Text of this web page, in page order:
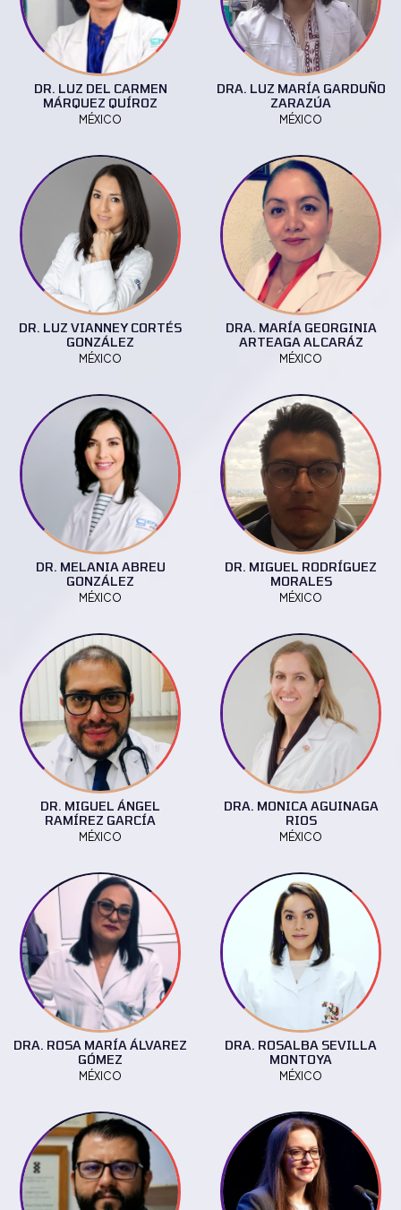
DR. LUZ DEL CARMEN
MÁRQUEZ QUÍROZ
MÉXICO
DRA. LUZ MARÍA GARDUÑO
ZARAZÚA
MÉXICO
DR. LUZ VIANNEY CORTÉS
GONZÁLEZ
MÉXICO
DRA. MARÍA GEORGINIA
ARTEAGA ALCARÁZ
MÉXICO
DR. MELANIA ABREU
GONZÁLEZ
MÉXICO
DR. MIGUEL RODRÍGUEZ
MORALES
MÉXICO
DR. MIGUEL ÁNGEL
RAMÍREZ GARCÍA
MÉXICO
DRA. MONICA AGUINAGA
RIOS
MÉXICO
DRA. ROSA MARÍA ÁLVAREZ
GÓMEZ
MÉXICO
DRA. ROSALBA SEVILLA
MONTOYA
MÉXICO